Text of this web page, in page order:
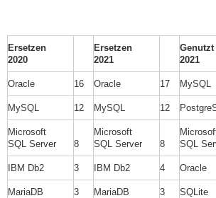
Ersetzen
2020
Ersetzen
2021
Genutzt
2021
Oracle 16 Oracle 17 MySQL
MySQL 12 MySQL 12
Microsoft
SQL Server
8
Microsoft
SQL Server
8
SQL
IBM Db2 3 IBM Db2 4 Oracle
MariaDB 3 MariaDB 3 SQLite